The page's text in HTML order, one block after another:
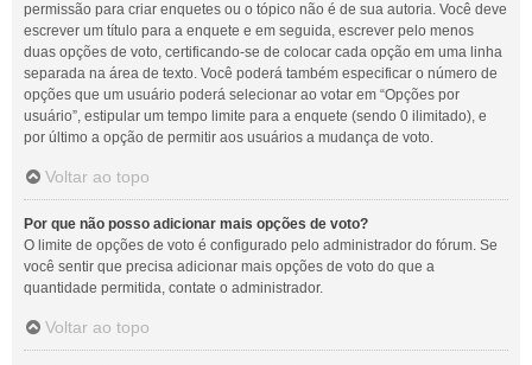
permissão para criar enquetes ou o tópico não é de sua autoria. Você deve
escrever um título para a enquete e em seguida, escrever pelo menos
duas opções de voto, certificando-se de colocar cada opção em uma linha
separada na área de texto. Você poderá também especificar o número de
opções que um usuário poderá selecionar ao votar em “Opções por
usuário”, estipular um tempo limite para a enquete (sendo 0 ilimitado), e
por último a opção de permitir aos usuários a mudança de voto.
Voltar ao topo
Por que não posso adicionar mais opções de voto?
O limite de opções de voto é configurado pelo administrador do fórum. Se
você sentir que precisa adicionar mais opções de voto do que a
quantidade permitida, contate o administrador.
Voltar ao topo